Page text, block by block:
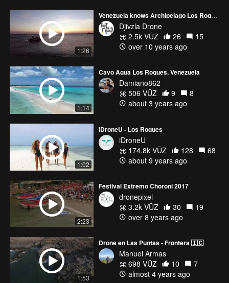
1:26
Venezuela knows Archipelago Los Roques- Conoce Venezuela
Djivzla Drone
2.5k VŪZ
26
15
over 10 years ago
1:14
Cayo Agua Los Roques, Venezuela
Damiano862
506 VŪZ
9
8
about 3 years ago
1:02
iDroneU - Los Roques
iDroneU
174.8k VŪZ
128
68
about 9 years ago
2:23
Festival Extremo Choroni 2017
dronepixel
3.2k VŪZ
30
19
over 8 years ago
1:53
Drone en Las Puntas - Frontera 🇮🇨
Manuel Armas
698 VŪZ
10
7
almost 4 years ago